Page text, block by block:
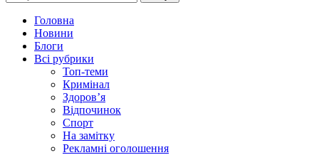
Головна
Новини
Блоги
Всі рубрики
Топ-теми
Кримінал
Здоров’я
Відпочинок
Спорт
На замітку
Рекламні оголошення